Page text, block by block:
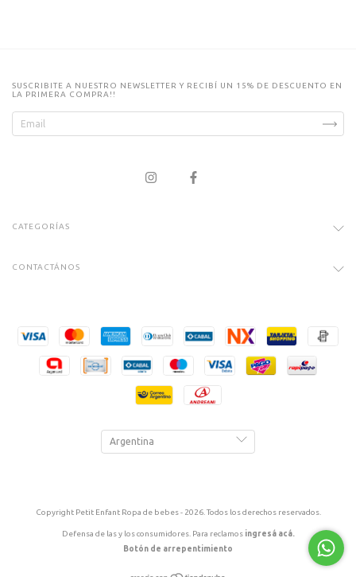
SUSCRIBITE A NUESTRO NEWSLETTER Y RECIBÍ UN 15% DE DESCUENTO EN
LA PRIMERA COMPRA!!
CATEGORÍAS
CONTACTÁNOS
Copyright Petit Enfant Ropa de bebes - 2026. Todos los derechos reservados.
Defensa de las y los consumidores. Para reclamos ingresá acá.
Botón de arrepentimiento